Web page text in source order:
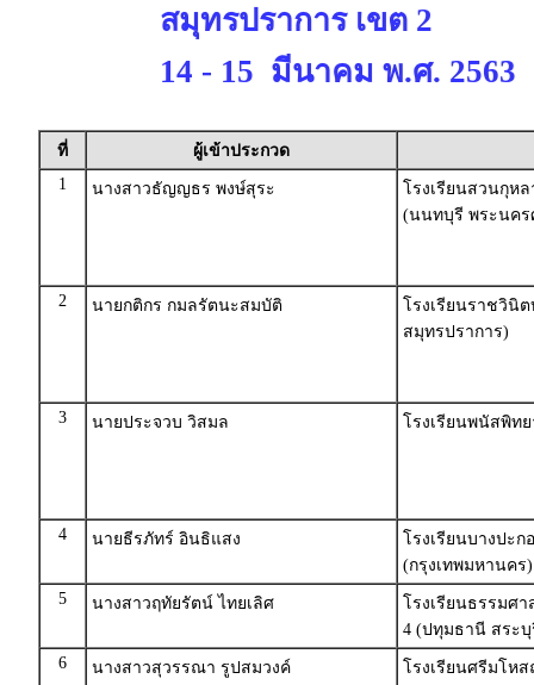
สมุทรปราการ เขต 2
14 - 15 มีนาคม พ.ศ. 2563
ที่
ผู้เข้าประกวด
1
นางสาวธัญญธร พงษ์สุระ
โรงเรียนสวนกุห
(นนทบุรี พระนคร
2 นายกติกร กมลรัตนะสมบัติ
โรงเรียนราชวินิ
สมุทรปราการ)
3 นายประจวบ วิสมล โรงเรียนพนัสพิท
4 นายธีรภัทร์ อินธิแสง
โรงเรียนบางปะ
(กรุงเทพมหานคร)
5
นางสาวฤทัยรัตน์ ไทยเลิศ
โรงเรียนธรรมศ
4 (ปทุมธานี สระบุ
6
นางสาวสุวรรณา รูปสมวงค์
โรงเรียนศรีมโห